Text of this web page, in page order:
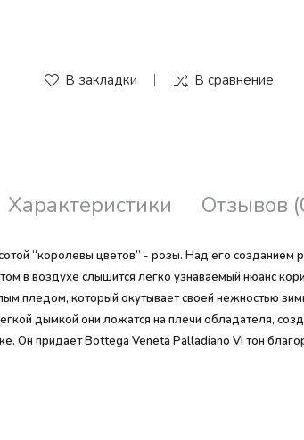
В закладки В сравнение
Характеристики Отзывов
“королевы цветов” - розы. Над его
в воздухе слышится легко узнаваемый нюанс
пледом, который окутывает своей нежностью
дымкой они ложатся на плечи обладателя,
Он придает Bottega Veneta Palladiano VI тон